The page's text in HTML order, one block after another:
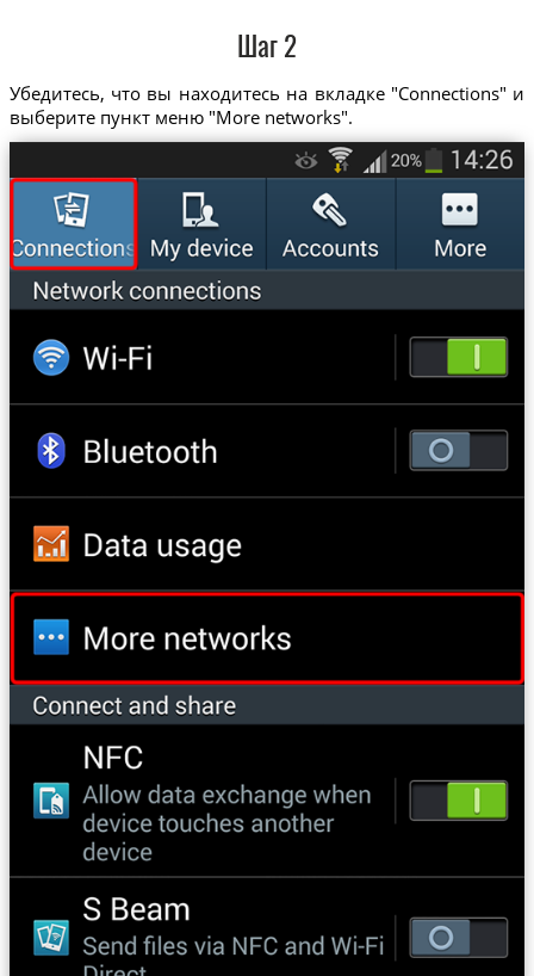
Шаг 2
Убедитесь, что вы находитесь на вкладке "Connections" и
выберите пункт меню "More networks".